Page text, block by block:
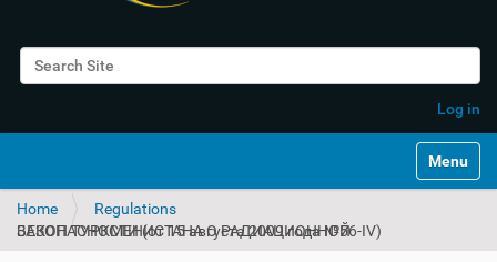
Search Site
Log in
Toggle
Home
Regulations
ЗАКОН ТУРКМЕНИСТАНА О РАДИАЦИОННОЙ БЕЗОПАСНОСТИ (от 15 августа 2009 года №56-IV)